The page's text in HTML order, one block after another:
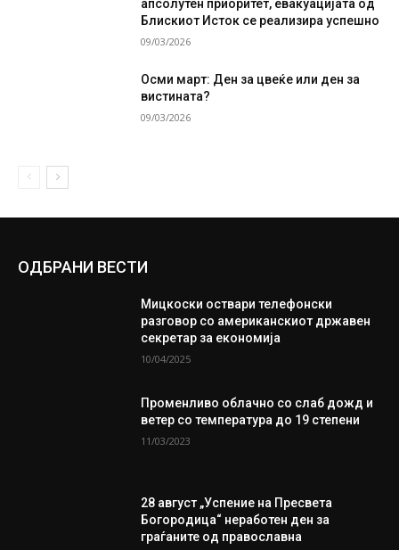
апсолутен приоритет, евакуацијата од
Блискиот Исток се реализира успешно
09/03/2026
Осми март: Ден за цвеќе или ден за
вистината?
09/03/2026
ОДБРАНИ ВЕСТИ
Мицкоски оствари телефонски
разговор со американскиот државен
секретар за економија
10/04/2025
Променливо облачно со слаб дожд и
ветер со температура до 19 степени
11/03/2023
28 август „Успение на Пресвета
Богородица“ неработен ден за
граѓаните од православна